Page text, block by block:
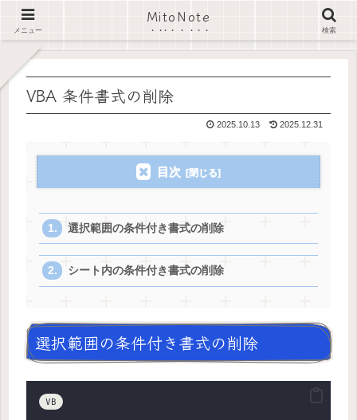
Excel VBA Sample
VBA 条件書式の削除
2025.10.13 2025.12.31
目次
選択範囲の条件付き書式の削除
シート内の条件付き書式の削除
選択範囲の条件付き書式の削除
VB
メニュー
MitoNote
検索